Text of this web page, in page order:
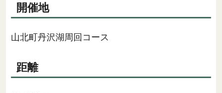
開催地
山北町丹沢湖周回コース
距離